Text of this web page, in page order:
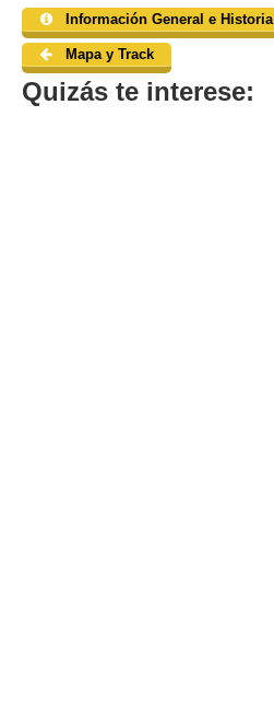
Información General e Historia
Mapa y Track
Quizás te interese: